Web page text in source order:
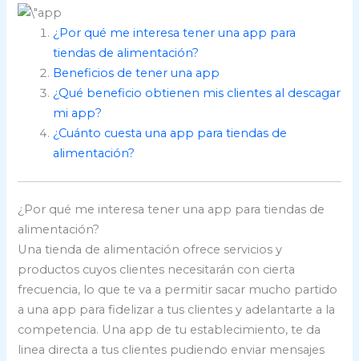
¿Por qué me interesa tener una app para
tiendas de alimentación?
Beneficios de tener una app
¿Qué beneficio obtienen mis clientes al descagar
mi app?
¿Cuánto cuesta una app para tiendas de
alimentación?
¿Por qué me interesa tener una app para tiendas de
alimentación?
Una tienda de alimentación ofrece servicios y
productos cuyos clientes necesitarán con cierta
frecuencia, lo que te va a permitir sacar mucho partido
a una app para fidelizar a tus clientes y adelantarte a la
competencia. Una app de tu establecimiento, te da
linea directa a tus clientes pudiendo enviar mensajes